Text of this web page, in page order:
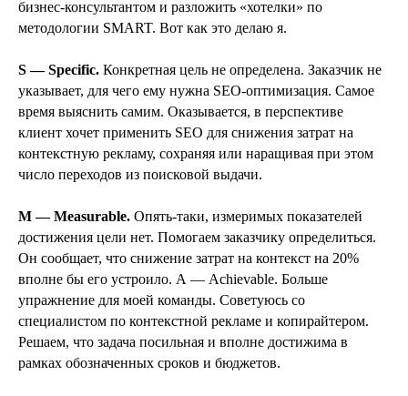
бизнес-консультантом и разложить «хотелки» по
методологии SMART. Вот как это делаю я.
S — Specific. Конкретная цель не определена. Заказчик не
указывает, для чего ему нужна SEO-оптимизация. Самое
время выяснить самим. Оказывается, в перспективе
клиент хочет применить SEO для снижения затрат на
контекстную рекламу, сохраняя или наращивая при этом
число переходов из поисковой выдачи.
M — Measurable. Опять-таки, измеримых показателей
достижения цели нет. Помогаем заказчику определиться.
Он сообщает, что снижение затрат на контекст на 20%
вполне бы его устроило. А — Achievable. Больше
упражнение для моей команды. Советуюсь со
специалистом по контекстной рекламе и копирайтером.
Решаем, что задача посильная и вполне достижима в
рамках обозначенных сроков и бюджетов.